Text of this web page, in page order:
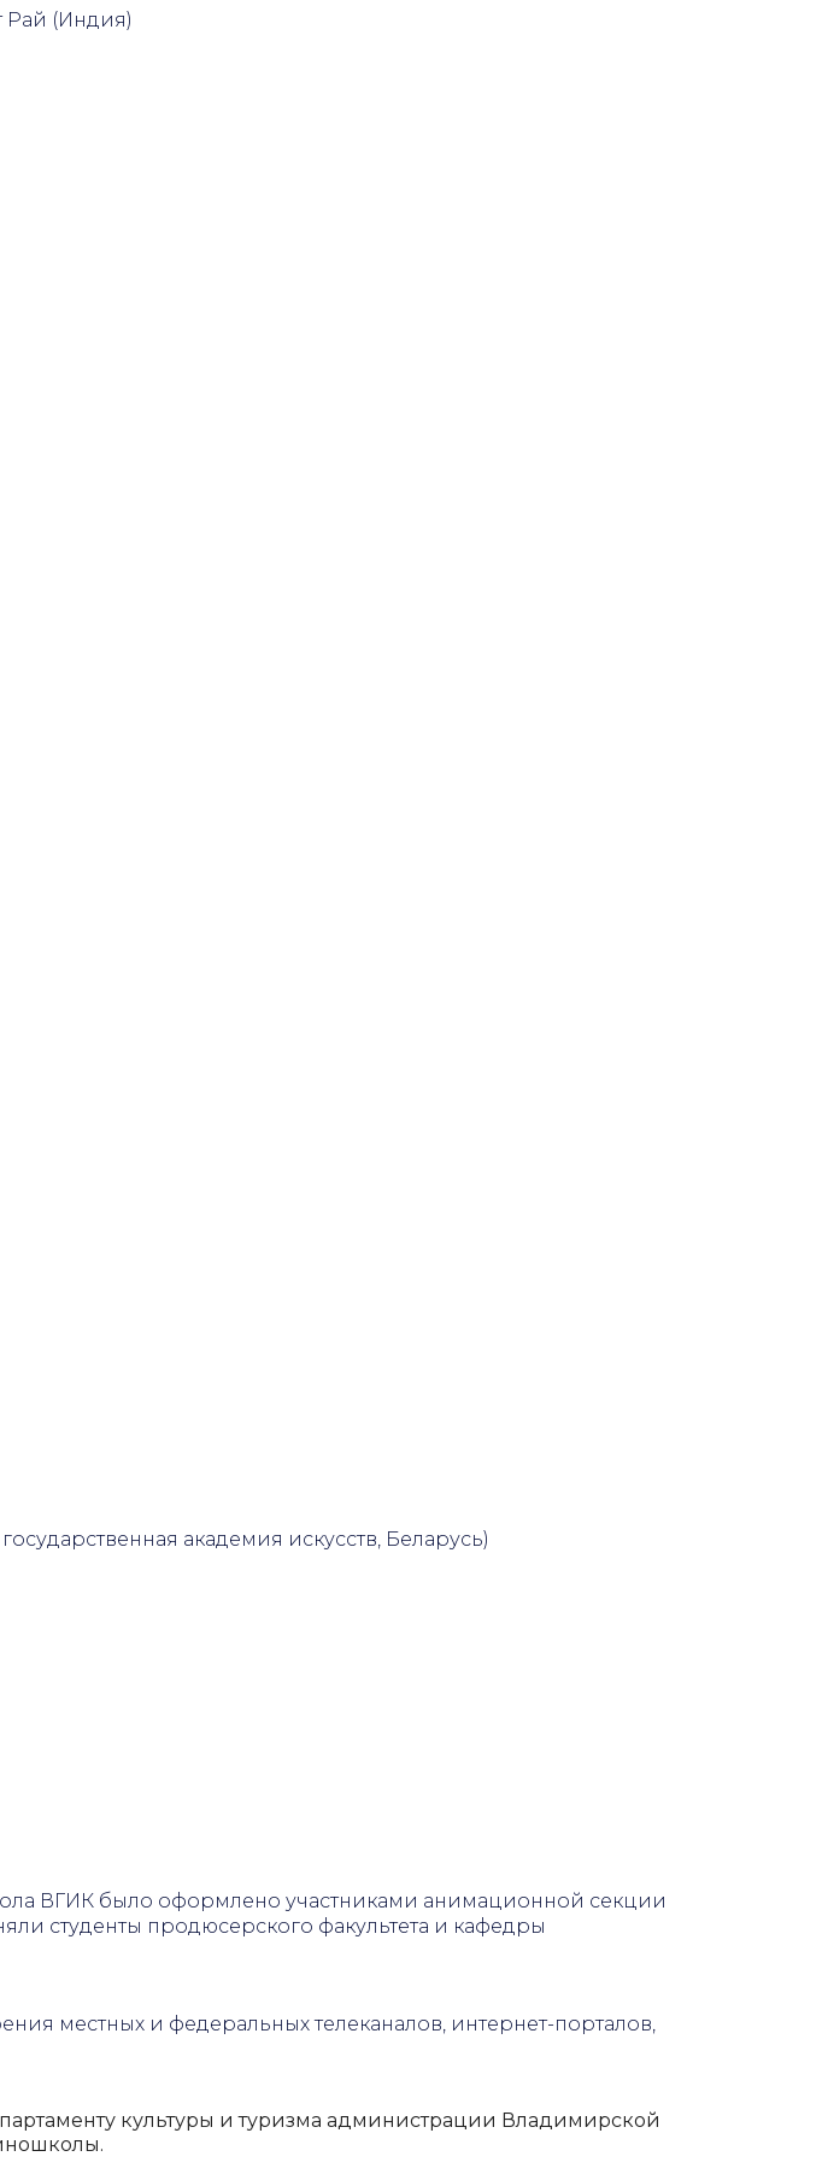
Рай (Индия)
академия искусств, Беларусь)
ВГИК было оформлено участниками анимационной секции
студенты продюсерского факультета и кафедры
местных и федеральных телеканалов, интернет-порталов,
культуры и туризма администрации Владимирской